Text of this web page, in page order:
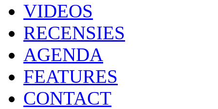
VIDEOS
RECENSIES
AGENDA
FEATURES
CONTACT